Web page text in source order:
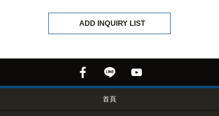
ADD INQUIRY LIST
首頁